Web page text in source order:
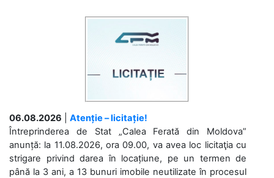
06.08.2026
Atenție – licitație!
Întreprinderea de Stat „Calea Ferată din Moldova”
anunță: la 11.08.2026, ora 09.00, va avea loc licitaţia cu
strigare privind darea în locațiune, pe un termen de
până la 3 ani, a 13 bunuri imobile neutilizate în procesul